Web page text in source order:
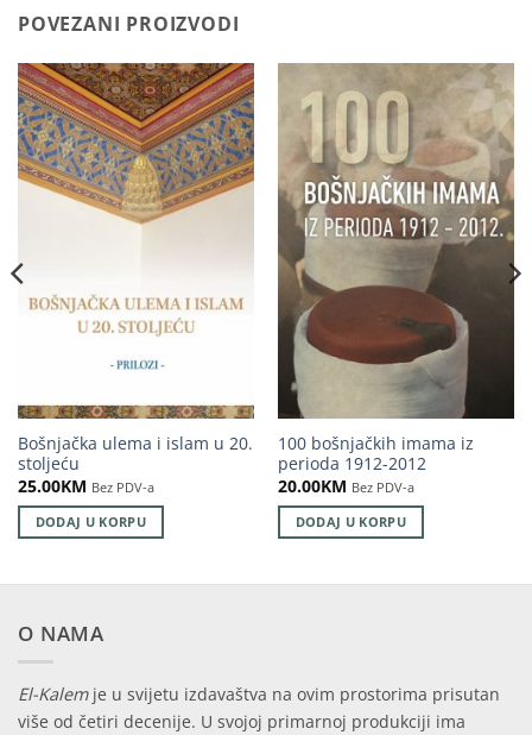
POVEZANI PROIZVODI
Bošnjačka ulema i islam u 20.
stoljeću
25.00KM Bez PDV-a
DODAJ U KORPU
100 bošnjačkih imama iz
perioda 1912-2012
20.00KM Bez PDV-a
DODAJ U KORPU
O NAMA
El-Kalemje u svijetu izdavaštva na ovim prostorima prisutan
više od četiri decenije. U svojoj primarnoj produkciji ima